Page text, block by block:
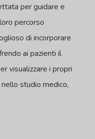
per guidare e
percorso
di incorporare
ai pazienti il
visualizzare i propri
studio medico,